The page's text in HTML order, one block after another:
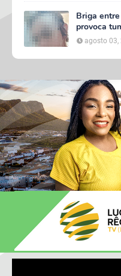
Briga
provoca
em Serra
agosto 03,